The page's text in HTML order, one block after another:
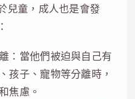
兒童，成人也是會發
：當他們被迫與自己有
孩子、寵物等分離時，
焦慮。